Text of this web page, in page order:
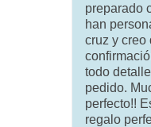
preparado
han
cruz y creo
todo
pedido.
perfecto!!
regalo